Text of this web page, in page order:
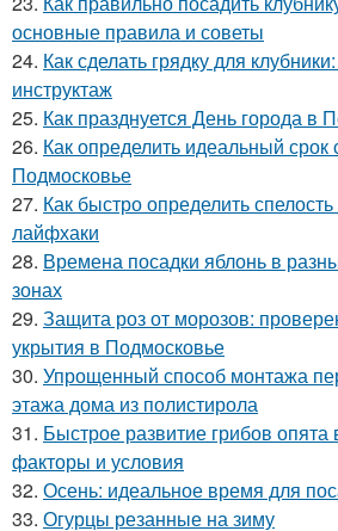
основные правила и советы
24. Как сделать грядку для
инструктаж
25. Как празднуется День города в
26. Как определить идеальный
Подмосковье
27. Как быстро определить
лайфхаки
28. Времена посадки яблонь в
зонах
29. Защита роз от морозов:
укрытия в Подмосковье
30. Упрощенный способ монтажа
этажа дома из полистирола
31. Быстрое развитие грибов опята
факторы и условия
32. Осень: идеальное время для
33. Огурцы резанные на зиму